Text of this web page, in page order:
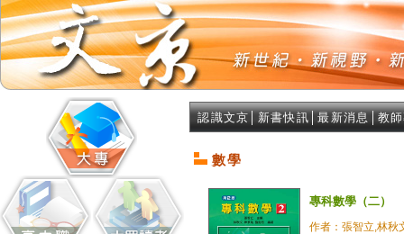
認識文京 新書快訊 │最新消息 教
數學
專科數學（二）
作者：張智立,林秋